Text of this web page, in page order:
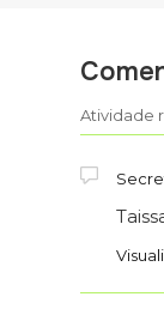
Atividade